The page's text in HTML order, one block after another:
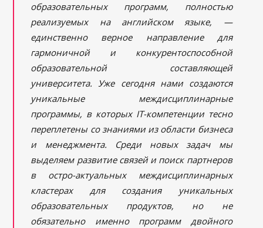
образовательных программ, полностью
реализуемых на английском языке, —
единственно верное направление для
гармоничной и конкурентоспособной
образовательной составляющей
университета. Уже сегодня нами создаются
уникальные междисциплинарные
программы, в которых IT-компетенции тесно
переплетены со знаниями из области бизнеса
и менеджмента. Среди новых задач мы
выделяем развитие связей и поиск партнеров
в остро-актуальных междисциплинарных
кластерах для создания уникальных
образовательных продуктов, но не
обязательно именно программ двойного